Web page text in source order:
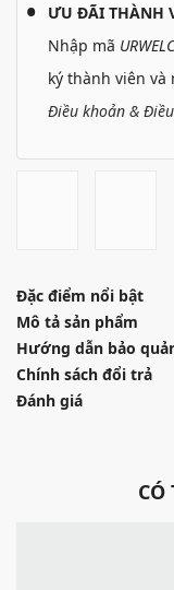
ƯU ĐÃI THÀNH
Nhập mã
ký thành viên
Điều khoản &
Đặc điểm nổi bật
Mô tả sản phẩm
Hướng dẫn bảo
Chính sách đổi trả
Đánh giá
CÓ